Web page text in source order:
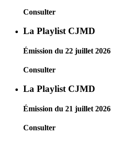
Consulter
La Playlist CJMD
Émission du 22 juillet 2026
Consulter
La Playlist CJMD
Émission du 21 juillet 2026
Consulter